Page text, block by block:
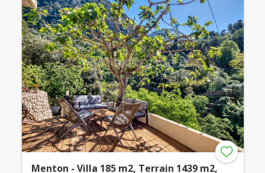
Menton - Villa 185 m2, Terrain 1439 m2,